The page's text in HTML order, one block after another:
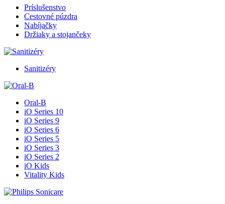
Príslušenstvo
Cestovné púzdra
Nabíjačky
Držiaky a stojančeky
Sanitizéry
Oral-B
iO Series 10
iO Series 9
iO Series 6
iO Series 5
iO Series 3
iO Series 2
iO Kids
Vitality Kids